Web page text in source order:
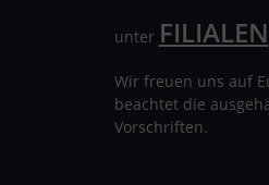
unter FILIALEN
Wir freuen uns auf
beachtet die
Vorschriften.